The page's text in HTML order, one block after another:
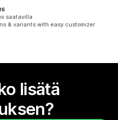
saatavilla
& variants with easy customizer
lisätä